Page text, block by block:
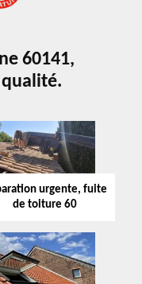
60141,
urgente, fuite
de toiture 60